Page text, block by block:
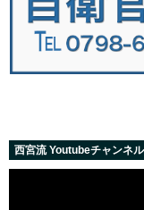
西宮流 Youtubeチャンネル